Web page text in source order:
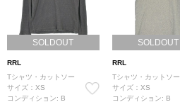
SOLDOUT
RRL
Tシャツ・カットソー
サイズ：XS
コンディション: B
SOLDOUT
RRL
Tシャツ・カットソー
サイズ：XS
コンディション: B